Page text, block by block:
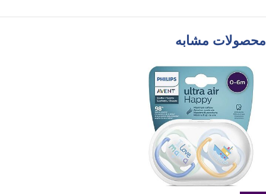
محصولات مشابه